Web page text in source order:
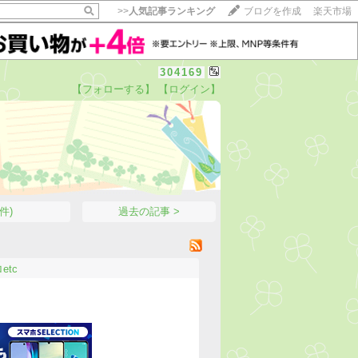
>>人気記事ランキング ブログを作成 楽天市場
304169
【フォローする】
【ログイン】
【毎日開催】
いいね! --
) 過去の記事 >
etc